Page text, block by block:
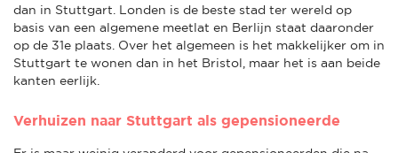
dan in Stuttgart. Londen is de beste stad ter wereld op
basis van een algemene meetlat en Berlijn staat daaronder
op de 31e plaats. Over het algemeen is het makkelijker om in
Stuttgart te wonen dan in het Bristol, maar het is aan beide
kanten eerlijk.
Verhuizen naar Stuttgart als gepensioneerde